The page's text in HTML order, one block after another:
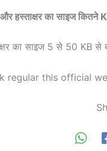
और हस्ताक्षर का साइज कितने
का साइज 5 से 50 KB से
regular this official